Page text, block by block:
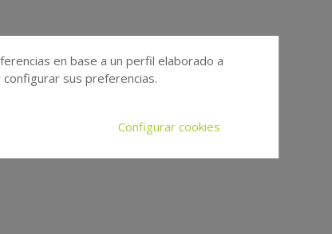
en base a un perfil elaborado a
sus preferencias.
Configurar cookies